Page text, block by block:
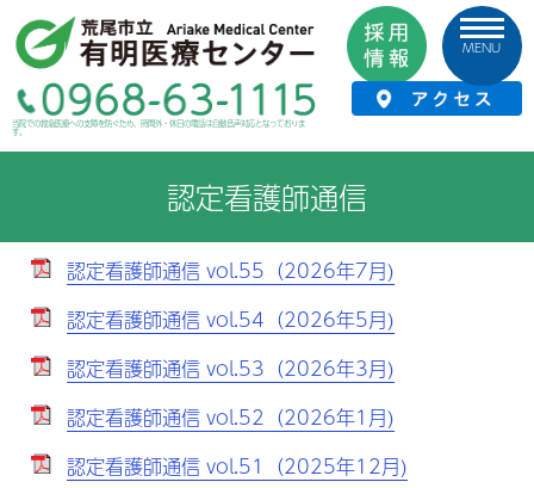
当院での救急医療への支障を防ぐため、時間外・休日の電話は自動音声対応となっておりま
す。
MENU
HOME › 診療科・部門 › 看護部 › 認定看護師通信
認定看護師通信
認定看護師通信 vol.55（2026年7月)
認定看護師通信 vol.54（2026年5月)
認定看護師通信 vol.53（2026年3月)
認定看護師通信 vol.52（2026年1月)
認定看護師通信 vol.51（2025年12月)